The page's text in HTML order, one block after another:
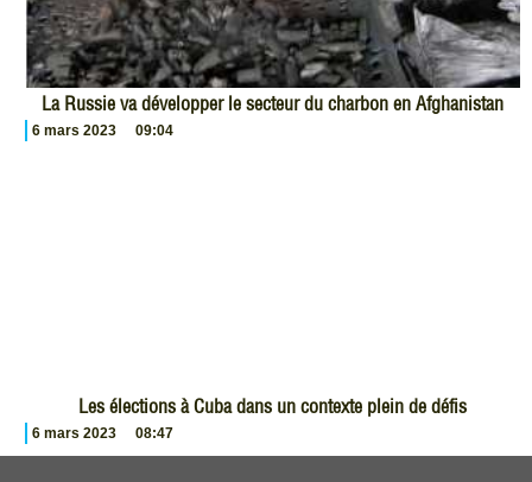
La Russie va développer le secteur du charbon en Afghanistan
6 mars 2023 09:04
Les élections à Cuba dans un contexte plein de défis
6 mars 2023 08:47